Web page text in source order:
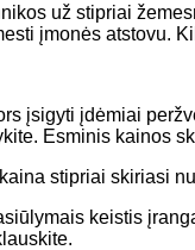
už stipriai
įmonės atstovu.
įsigyti įdėmiai
Esminis kainos
stipriai skiriasi
keistis